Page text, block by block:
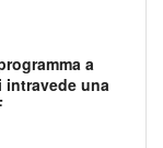
a
intravede una